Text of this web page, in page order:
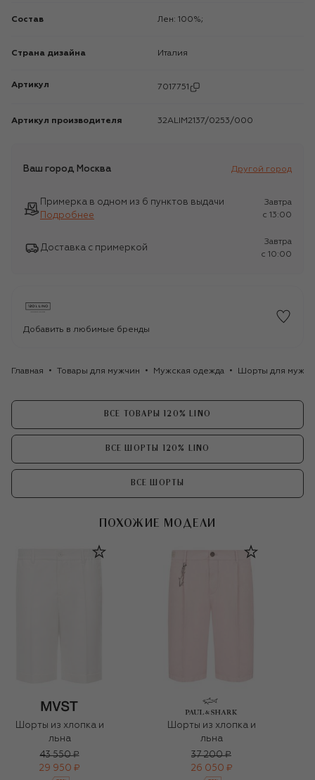
Состав Лен: 100%;
Страна дизайна Италия
Артикул 7017751
Артикул производителя 32ALIM2137/0253/000
Ваш город Москва Другой город
Примерка в одном из 6 пунктов выдачи
Подробнее
Завтра
c 13:00
Доставка с примеркой
Завтра
c 10:00
Добавить в любимые бренды
Главная Товары для мужчин Мужская одежда Шорты для
ВСЕ ТОВАРЫ 120% LINO
ВСЕ ШОРТЫ 120% LINO
ВСЕ ШОРТЫ
ПОХОЖИЕ МОДЕЛИ
Шорты из хлопка и
льна
43 550 ₽
29 950 ₽
Шорты из хлопка и
льна
37 200 ₽
26 050 ₽